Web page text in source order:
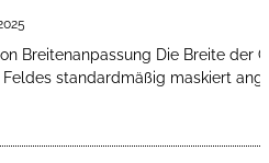
Breitenanpassung Die Breite der
Feldes standardmäßig maskiert